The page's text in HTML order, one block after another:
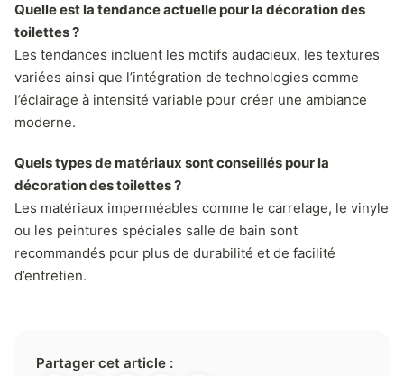
Quelle est la tendance actuelle pour la décoration des
toilettes ?
Les tendances incluent les motifs audacieux, les textures
variées ainsi que l’intégration de technologies comme
l’éclairage à intensité variable pour créer une ambiance
moderne.
Quels types de matériaux sont conseillés pour la
décoration des toilettes ?
Les matériaux imperméables comme le carrelage, le vinyle
ou les peintures spéciales salle de bain sont
recommandés pour plus de durabilité et de facilité
d’entretien.
Partager cet article :